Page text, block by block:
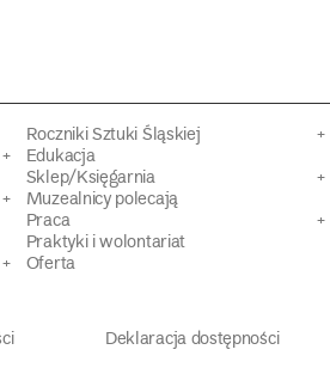
Roczniki Sztuki Śląskiej
Edukacja
Sklep/Księgarnia
Muzealnicy polecają
Praca
Praktyki i wolontariat
Oferta
Deklaracja dostępności